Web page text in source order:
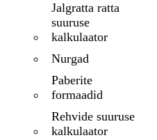
Jalgratta ratta
suuruse
kalkulaator
Nurgad
Paberite
formaadid
Rehvide suuruse
kalkulaator